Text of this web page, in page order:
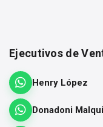
Ejecutivos de
Henry López
Donadoni Malqui